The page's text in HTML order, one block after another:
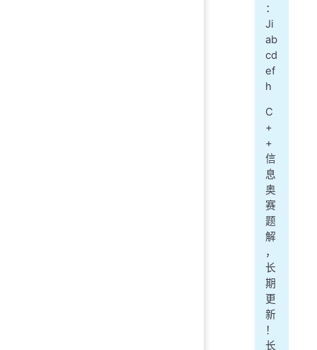
：
Ji
ab
cd
ef
h
C
+
+
信
息
奥
赛
题
解
，
长
期
更
新
！
长